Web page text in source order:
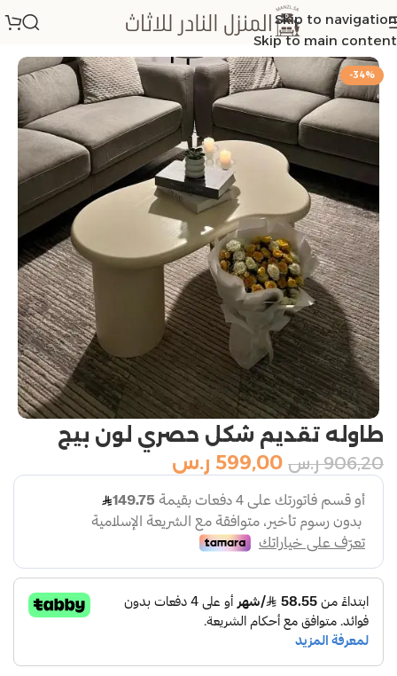
Skip to navigation
Skip to main content
الرئيسية/طاولات خدمة
-34%
طاوله تقديم شكل حصري لون بيج
906,20 ر.س 599,00 ر.س